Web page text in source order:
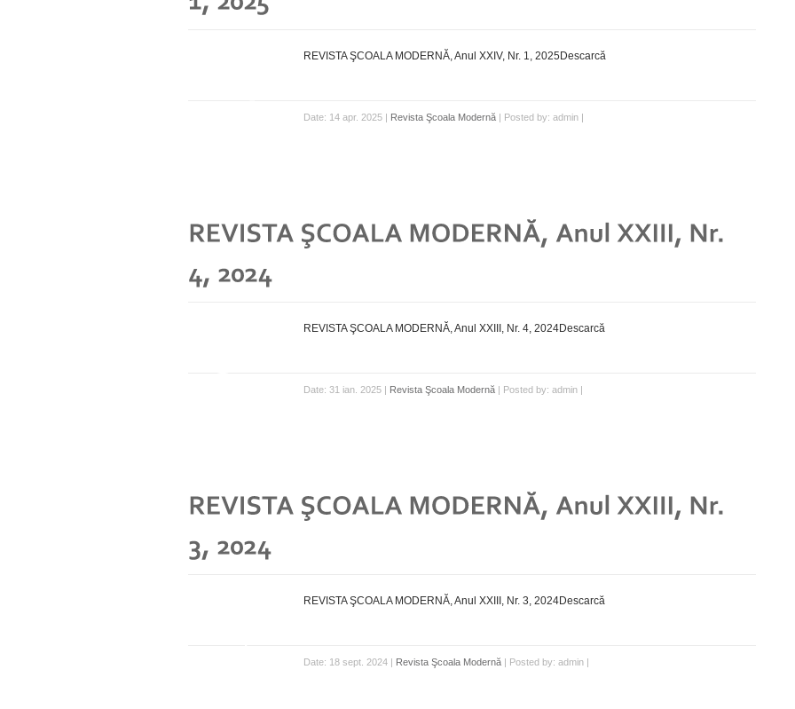
REVISTA ŞCOALA MODERNĂ, Anul XXIV, Nr. 1, 2025Descarcă
Date: 14 apr. 2025 | Revista Şcoala Modernă | Posted by: admin |
REVISTA ŞCOALA MODERNĂ, Anul XXIII, Nr. 4, 2024Descarcă
Date: 31 ian. 2025 | Revista Şcoala Modernă | Posted by: admin |
REVISTA ŞCOALA MODERNĂ, Anul XXIII, Nr. 3, 2024Descarcă
Date: 18 sept. 2024 | Revista Şcoala Modernă | Posted by: admin |